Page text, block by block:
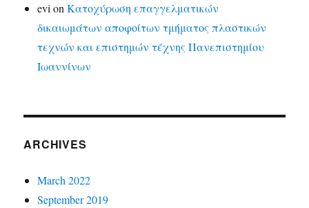
evi onΚατοχύρωση επαγγελματικών
δικαιωμάτων αποφοίτων τμήματος πλαστικών
τεχνών και επιστημών τέχνης Πανεπιστημίου
Ιωαννίνων
ARCHIVES
March 2022
September 2019